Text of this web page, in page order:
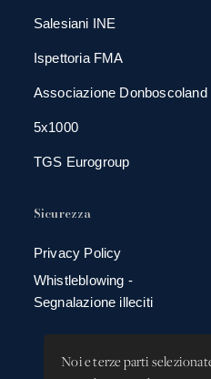
Noi e terze parti
Salesiani INE
Ispettoria FMA
Associazione Donboscoland
5x1000
TGS Eurogroup
Sicurezza
Privacy Policy
Whistleblowing -
Segnalazione illeciti